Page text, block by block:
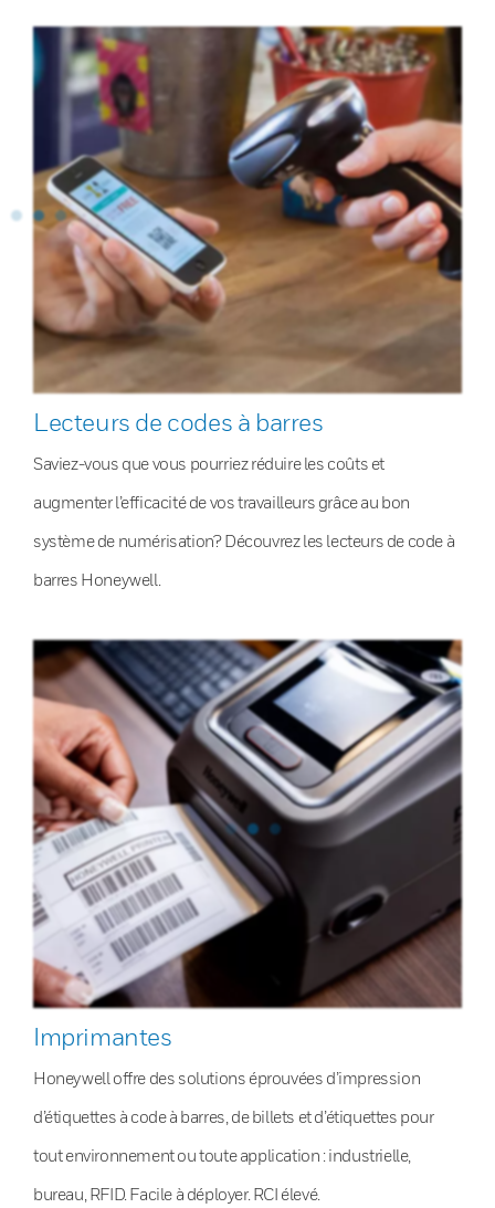
Lecteurs de codes à barres
Saviez-vous que vous pourriez réduire les coûts et
augmenter l’efficacité de vos travailleurs grâce au bon
système de numérisation? Découvrez les lecteurs de code à
barres Honeywell.
Imprimantes
Honeywell offre des solutions éprouvées d’impression
d’étiquettes à code à barres, de billets et d’étiquettes pour
tout environnement ou toute application : industrielle,
bureau, RFID. Facile à déployer. RCI élevé.